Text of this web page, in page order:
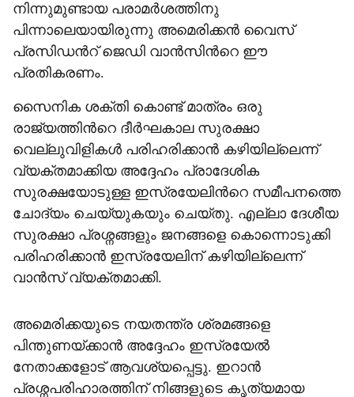
നിന്നുമുണ്ടായ പരാമർശത്തിനു
പിന്നാലെയായിരുന്നു അമെരിക്കൻ വൈസ്
പ്രസിഡന്‍റ് ജെഡി വാൻസിന്‍റെ ഈ
പ്രതികരണം.
സൈനിക ശക്തി കൊണ്ട് മാത്രം ഒരു
രാജ്യത്തിന്‍റെ ദീർഘകാല സുരക്ഷാ
വെല്ലുവിളികൾ പരിഹരിക്കാൻ കഴിയില്ലെന്ന്
വ്യക്തമാക്കിയ അദ്ദേഹം പ്രാദേശിക
സുരക്ഷയോടുള്ള ഇസ്രയേലിന്‍റെ സമീപനത്തെ
ചോദ്യം ചെയ്യുകയും ചെയ്തു. എല്ലാ ദേശീയ
സുരക്ഷാ പ്രശ്നങ്ങളും ജനങ്ങളെ കൊന്നൊടുക്കി
പരിഹരിക്കാൻ ഇസ്രയേലിന് കഴിയില്ലെന്ന്
വാൻസ് വ്യക്തമാക്കി.
അമെരിക്കയുടെ നയതന്ത്ര ശ്രമങ്ങളെ
പിന്തുണയ്ക്കാൻ അദ്ദേഹം ഇസ്രയേൽ
നേതാക്കളോട് ആവശ്യപ്പെട്ടു. ഇറാൻ
പ്രശ്നപരിഹാരത്തിന് നിങ്ങളുടെ കൃത്യമായ